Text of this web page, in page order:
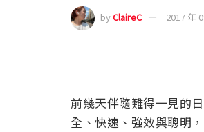
byClaireC 2017 年
前幾天伴隨難得一見的
全、快速、強效與聰明